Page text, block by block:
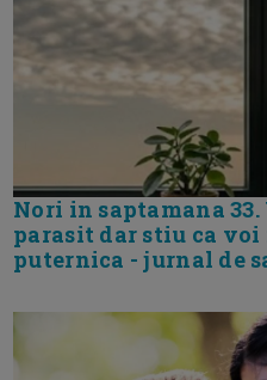
Nori in saptamana
parasit dar stiu ca voi
puternica - jurnal de